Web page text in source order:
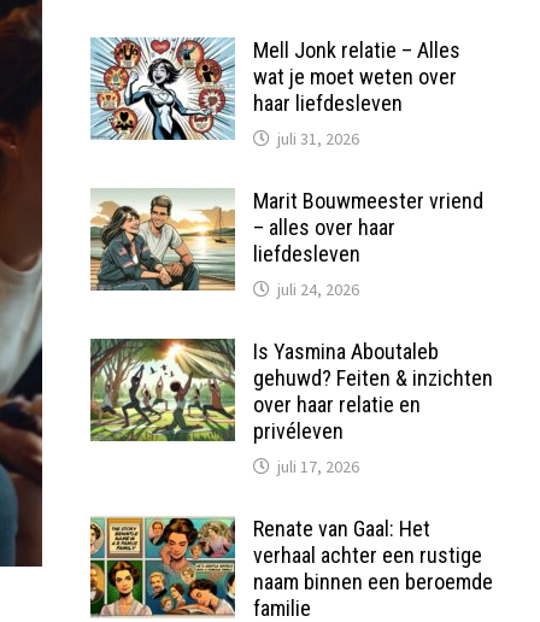
Mell Jonk relatie – Alles
wat je moet weten over
haar liefdesleven
juli 31, 2026
Marit Bouwmeester vriend
– alles over haar
liefdesleven
juli 24, 2026
Is Yasmina Aboutaleb
gehuwd? Feiten & inzichten
over haar relatie en
privéleven
juli 17, 2026
Renate van Gaal: Het
verhaal achter een rustige
naam binnen een beroemde
familie